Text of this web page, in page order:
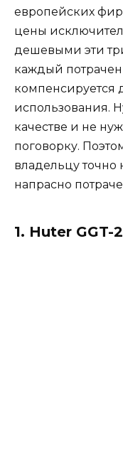
европейских
цены
дешевыми эти
каждый
компенсируется
использования.
качестве и не
поговорку.
владельцу точно
напрасно
1. Huter GGT-